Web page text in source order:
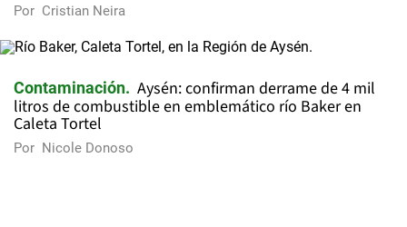
Por Cristian Neira
Contaminación
Aysén: confirman derrame de 4 mil
litros de combustible en emblemático río Baker en
Caleta Tortel
Por Nicole Donoso